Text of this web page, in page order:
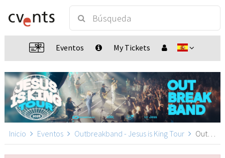
Eventos My Tickets
Inicio Eventos Outbreakband - Jesus is King Tour Outbreakband in Dresden, Dresden